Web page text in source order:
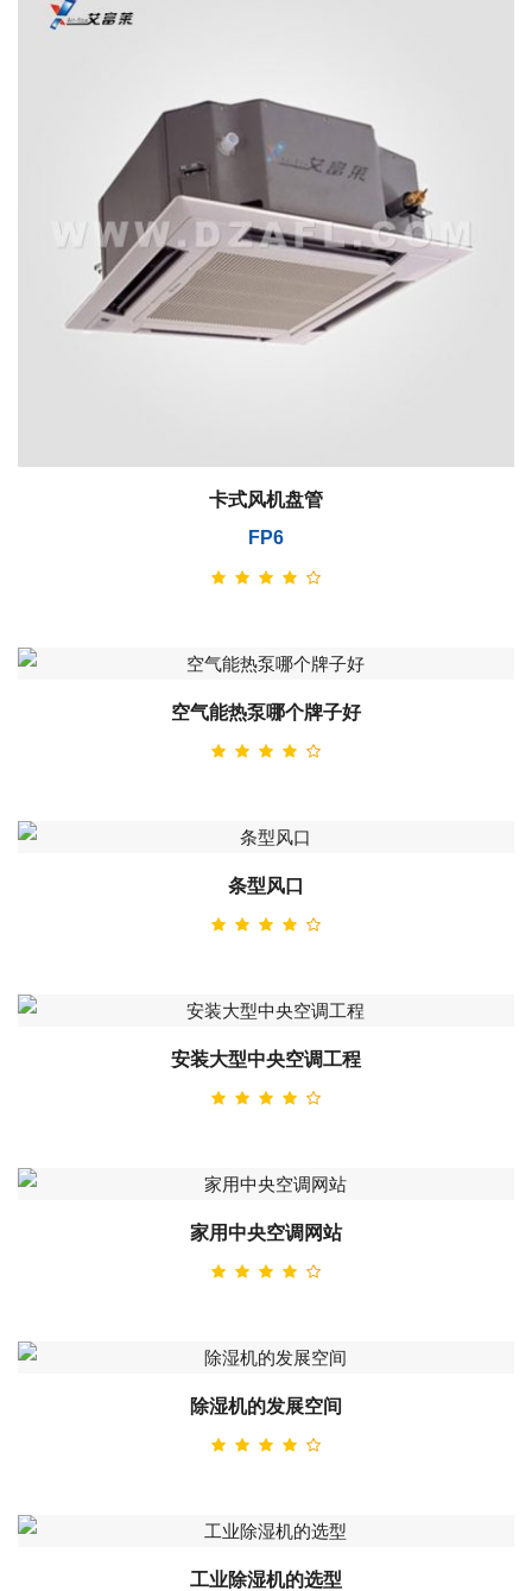
卡式风机盘管
FP6
空气能热泵哪个牌子好
条型风口
安装大型中央空调工程
家用中央空调网站
除湿机的发展空间
工业除湿机的选型